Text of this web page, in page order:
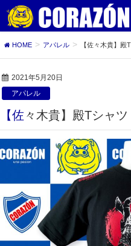
HOME アパレル 【佐々木貴】殿
2021年5月20日
アパレル
【佐々木貴】殿Tシャ